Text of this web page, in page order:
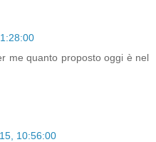
me quanto proposto oggi è nel
10:56:00